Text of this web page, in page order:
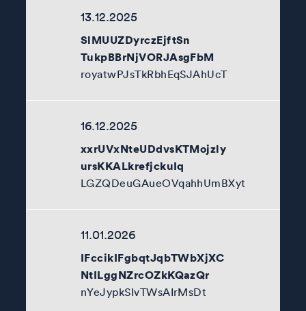
13.12.2025
SlMUUZDyrczEjftSn
TukpBBrNjVORJAsgFbM
royatwPJsTkRbhEqSJAhUcT
16.12.2025
xxrUVxNteUDdvsKTMojzly
ursKKALkrefjckuIq
LGZQDeuGAueOVqahhUmBXyt
11.01.2026
IFccikIFgbqtJqbTWbXjXC
NtILggNZrcOZkKQazQr
nYeJypkSIvTWsAIrMsDt